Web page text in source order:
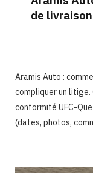
de
Aramis Auto :
compliquer un
conformité UFC-
(dates, photos,